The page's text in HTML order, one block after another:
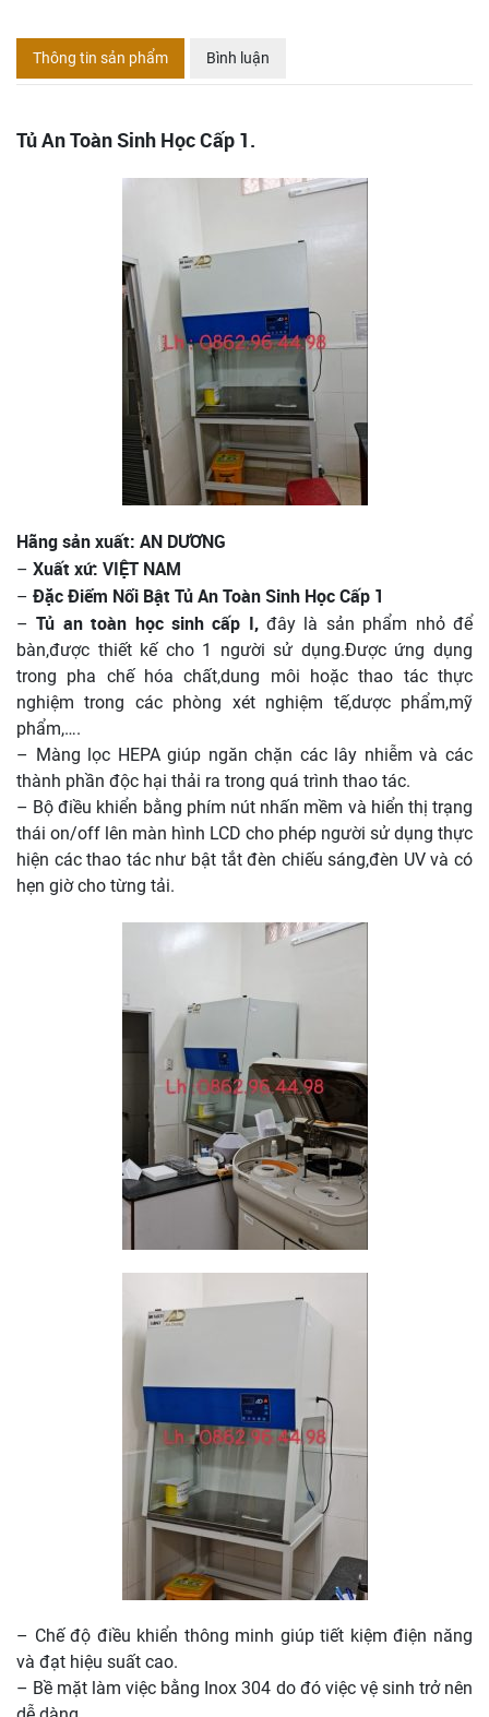
Thông tin sản phẩm Bình luận
Tủ An Toàn Sinh Học Cấp 1.
Hãng sản xuất: AN DƯƠNG
– Xuất xứ: VIỆT NAM
– Đặc Điểm Nổi Bật Tủ An Toàn Sinh Học Cấp 1
–Tủ an toàn học sinh cấp I,đây là sản phẩm nhỏ để
bàn,được thiết kế cho 1 người sử dụng.Được ứng dụng
trong pha chế hóa chất,dung môi hoặc thao tác thực
nghiệm trong các phòng xét nghiệm tế,dược phẩm,mỹ
phẩm,….
– Màng lọc HEPA giúp ngăn chặn các lây nhiễm và các
thành phần độc hại thải ra trong quá trình thao tác.
– Bộ điều khiển bằng phím nút nhấn mềm và hiển thị trạng
thái on/off lên màn hình LCD cho phép người sử dụng thực
hiện các thao tác như bật tắt đèn chiếu sáng,đèn UV và có
hẹn giờ cho từng tải.
– Chế độ điều khiển thông minh giúp tiết kiệm điện năng
và đạt hiệu suất cao.
– Bề mặt làm việc bằng Inox 304 do đó việc vệ sinh trở nên